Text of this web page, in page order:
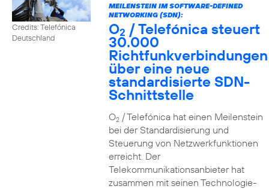
Credits: Telefónica
Deutschland
MEILENSTEIN IM SOFTWARE-DEFINED
NETWORKING (SDN):
O2 / Telefónica steuert
30.000
Richtfunkverbindungen
über eine neue
standardisierte SDN-
Schnittstelle
O2/ Telefónica hat einen Meilenstein
bei der Standardisierung und
Steuerung von Netzwerkfunktionen
erreicht. Der
Telekommunikationsanbieter hat
zusammen mit seinen Technologie-